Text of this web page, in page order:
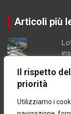
Il rispetto
priorità
Utilizziamo i
Articoli più